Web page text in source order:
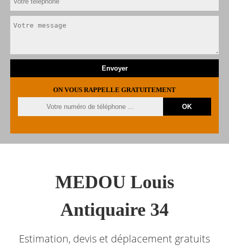
ON VOUS RAPPELLE GRATUITEMENT
MEDOU Louis
Antiquaire 34
Estimation, devis et déplacement gratuits